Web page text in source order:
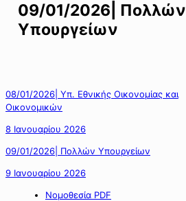
09/01/2026| Πολλών
Υπουργείων
08/01/2026| Υπ. Εθνικής Οικονομίας και
Οικονομικών
8 Ιανουαρίου 2026
09/01/2026| Πολλών Υπουργείων
9 Ιανουαρίου 2026
Νομοθεσία PDF